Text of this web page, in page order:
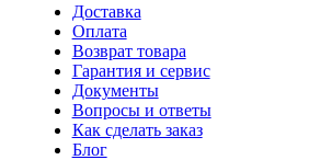
Доставка
Оплата
Возврат товара
Гарантия и сервис
Документы
Вопросы и ответы
Как сделать заказ
Блог